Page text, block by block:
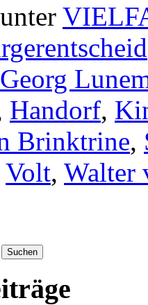
Handorf,
Brinktrine,
Volt, Walter